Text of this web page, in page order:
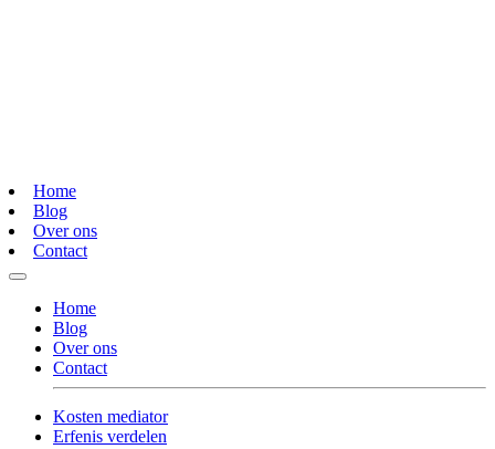
Home
Blog
Over ons
Contact
Home
Blog
Over ons
Contact
Kosten mediator
Erfenis verdelen